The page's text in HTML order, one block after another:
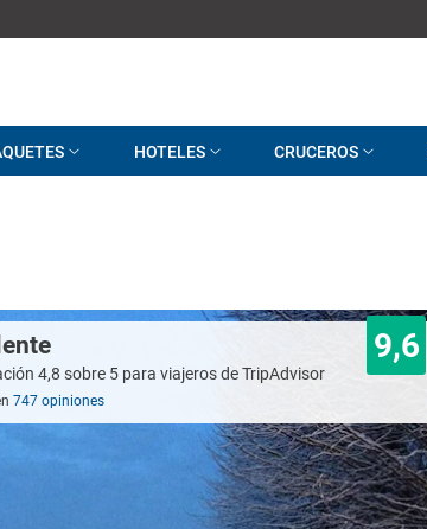
HOTELES CRUCEROS
9,6
747 opiniones